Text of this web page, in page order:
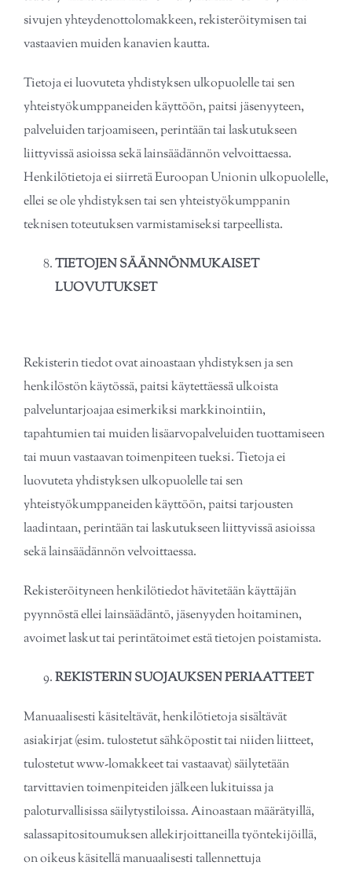
sivujen yhteydenottolomakkeen, rekisteröitymisen tai
vastaavien muiden kanavien kautta.
Tietoja ei luovuteta yhdistyksen ulkopuolelle tai sen
yhteistyökumppaneiden käyttöön, paitsi jäsenyyteen,
palveluiden tarjoamiseen, perintään tai laskutukseen
liittyvissä asioissa sekä lainsäädännön velvoittaessa.
Henkilötietoja ei siirretä Euroopan Unionin ulkopuolelle,
ellei se ole yhdistyksen tai sen yhteistyökumppanin
teknisen toteutuksen varmistamiseksi tarpeellista.
TIETOJEN SÄÄNNÖNMUKAISET
LUOVUTUKSET
Rekisterin tiedot ovat ainoastaan yhdistyksen ja sen
henkilöstön käytössä, paitsi käytettäessä̈ ulkoista
palveluntarjoajaa esimerkiksi markkinointiin,
tapahtumien tai muiden lisäarvopalveluiden tuottamiseen
tai muun vastaavan toimenpiteen tueksi. Tietoja ei
luovuteta yhdistyksen ulkopuolelle tai sen
yhteistyökumppaneiden käyttöön, paitsi tarjousten
laadintaan, perintään tai laskutukseen liittyvissä asioissa
sekä lainsäädännön velvoittaessa.
Rekisteröityneen henkilötiedot hävitetään käyttäjän
pyynnöstä ellei lainsäädäntö, jäsenyyden hoitaminen,
avoimet laskut tai perintätoimet estä tietojen poistamista.
REKISTERIN SUOJAUKSEN PERIAATTEET
Manuaalisesti käsiteltävät, henkilötietoja sisältävät
asiakirjat (esim. tulostetut sähköpostit tai niiden liitteet,
tulostetut www-lomakkeet tai vastaavat) säilytetään
tarvittavien toimenpiteiden jälkeen lukituissa ja
paloturvallisissa säilytystiloissa. Ainoastaan määrätyillä,
salassapitositoumuksen allekirjoittaneilla työntekijöillä,
on oikeus käsitellä manuaalisesti tallennettuja